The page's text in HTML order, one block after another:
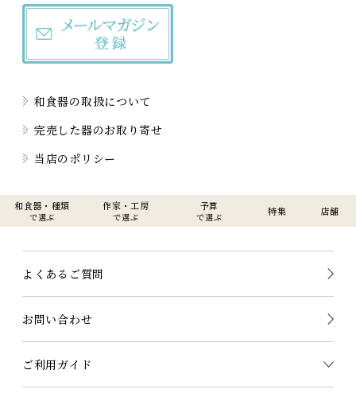
和食器の取扱について
完売した器のお取り寄せ
当店のポリシー
和食器・種類
で選ぶ
作家・工房
で選ぶ
予算
で選ぶ 特集 店舗
よくあるご質問
お問い合わせ
ご利用ガイド